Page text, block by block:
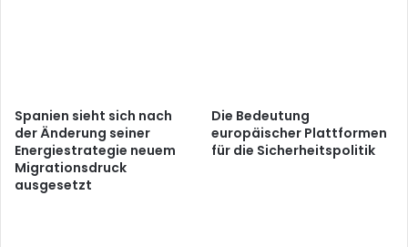
Spanien sieht sich nach
der Änderung seiner
Energiestrategie neuem
Migrationsdruck
ausgesetzt
Die Bedeutung
europäischer Plattformen
für die Sicherheitspolitik